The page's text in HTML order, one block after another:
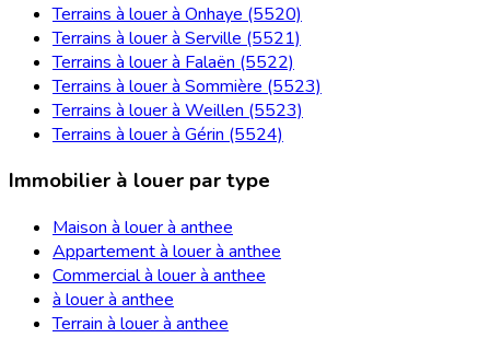
Terrains à louer à Onhaye (5520)
Terrains à louer à Serville (5521)
Terrains à louer à Falaën (5522)
Terrains à louer à Sommière (5523)
Terrains à louer à Weillen (5523)
Terrains à louer à Gérin (5524)
Immobilier à louer par type
Maison à louer à anthee
Appartement à louer à anthee
Commercial à louer à anthee
à louer à anthee
Terrain à louer à anthee